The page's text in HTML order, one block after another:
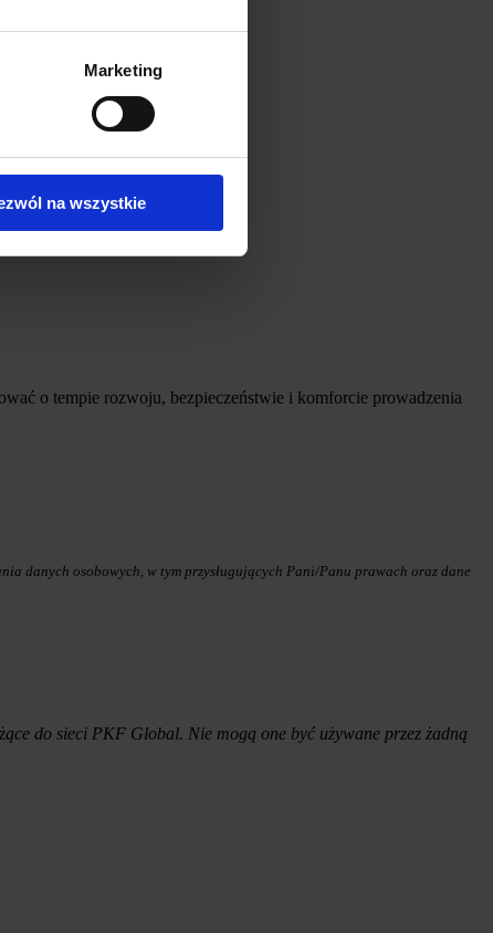
Marketing
na wszystkie
o tempie rozwoju, bezpieczeństwie i komforcie prowadzenia
danych osobowych, w tym przysługujących Pani/Panu prawach oraz dane
do sieci PKF Global. Nie mogą one być używane przez żadną